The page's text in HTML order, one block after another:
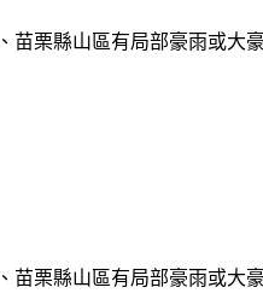
栗縣山區有局部豪雨或大
栗縣山區有局部豪雨或大